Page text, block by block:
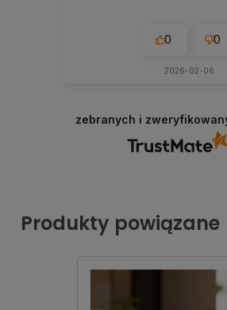
0 0
2026-02-06
zebranych i
Produkty powiązane